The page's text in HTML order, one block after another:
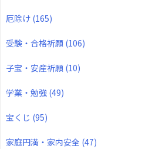
厄除け (165)
受験・合格祈願 (106)
子宝・安産祈願 (10)
学業・勉強 (49)
宝くじ (95)
家庭円満・家内安全 (47)